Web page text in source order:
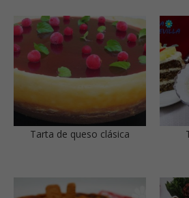
Tarta de queso clásica